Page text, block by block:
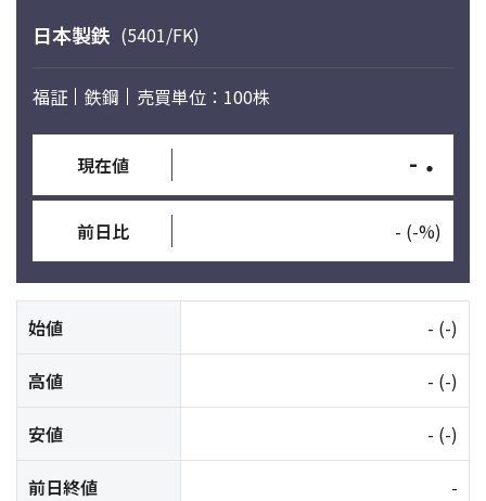
日本製鉄 (5401/FK)
福証 鉄鋼 売買単位：100株
現在値 - ・
前日比 - (-%)
始値 - (-)
高値 - (-)
安値 - (-)
前日終値 -